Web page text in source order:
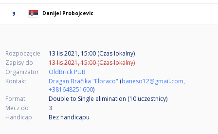
9 Danijel Probojcevic
Rozpoczęcie
13 lis 2021, 15:00 (Czas lokalny)
Zapisy do
13 lis 2021, 15:00 (Czas lokalny)
Organizator
OldBrick PUB
Kontakt
Dragan Bračika "Elbraco" (baneso12@gmail.com,
+381648251600)
Format
Double to Single elimination (10 uczestnicy)
Mecz do
3
Handicap
Bez handicapu